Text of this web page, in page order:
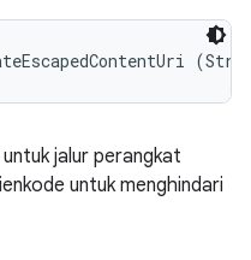
jalur perangkat
untuk menghindari